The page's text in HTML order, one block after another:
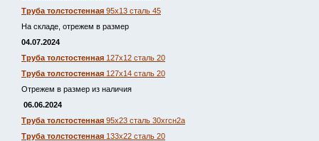
Труба толстостенная 95х13 сталь 45
На складе, отрежем в размер
04.07.2024
Труба толстостенная 127х12 сталь 20
Труба толстостенная 127х14 сталь 20
Отрежем в размер из наличия
06.06.2024
Труба толстостенная 95х23 сталь 30хгсн2а
Труба толстостенная 133х22 сталь 20